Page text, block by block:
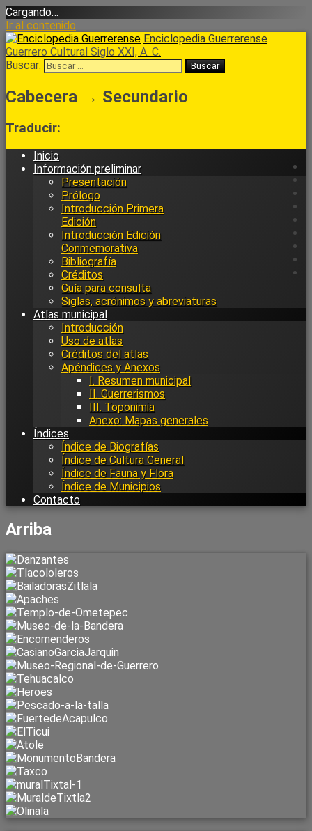
Cargando…
Ir al contenido
Enciclopedia Guerrerense
Guerrero Cultural Siglo XXI, A. C.
Buscar:
Cabecera → Secundario
Traducir:
Inicio
Información preliminar
Presentación
Prólogo
Introducción Primera
Edición
Introducción Edición
Conmemorativa
Bibliografía
Créditos
Guía para consulta
Siglas, acrónimos y abreviaturas
Atlas municipal
Introducción
Uso de atlas
Créditos del atlas
Apéndices y Anexos
I. Resumen municipal
II. Guerrerismos
III. Toponimia
Anexo: Mapas generales
Índices
Índice de Biografías
Índice de Cultura General
Índice de Fauna y Flora
Índice de Municipios
Contacto
Arriba